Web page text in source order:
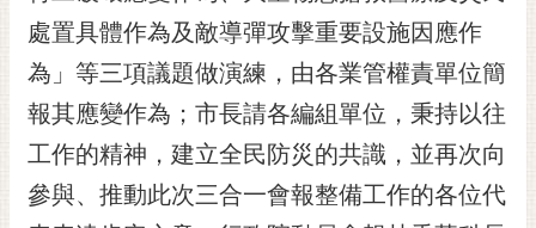
報
市
民
信
箱
English
處置具體作為及敵導彈攻擊重要設施因應作
為」等三項議題做演練，由各業管權責單位簡
報其應變作為；市長請各編組單位，秉持以往
工作的精神，建立全民防災的共識，並再次向
參與、推動此次三合一會報整備工作的各位代